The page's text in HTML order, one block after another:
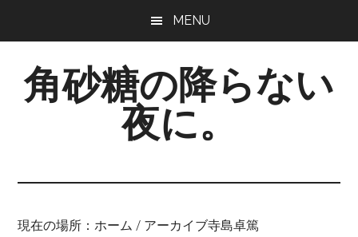
content
sidebar
MENU
角砂糖の降らない
夜に。
現在の場所：ホーム / アーカイブ寺島卓篤